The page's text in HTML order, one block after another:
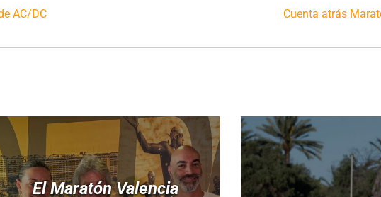
AC/DC Cuenta atrás
El Maratón Valencia